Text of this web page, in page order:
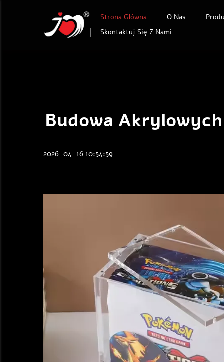
Strona Główna O Nas
Skontaktuj Się Z Nami
Budowa
2026-04-16 10:54:59